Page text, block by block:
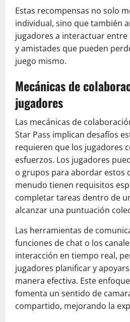
Estas recompensas no solo
individual, sino que también
jugadores a interactuar entre
y amistades que pueden
juego mismo.
Mecánicas de
jugadores
Las mecánicas de
Star Pass implican desafíos
requieren que los jugadores
esfuerzos. Los jugadores
o grupos para abordar estos
menudo tienen requisitos
completar tareas dentro de
alcanzar una puntuación
Las herramientas de
funciones de chat o los
interacción en tiempo real,
jugadores planificar y
manera efectiva. Este
fomenta un sentido de
compartido, mejorando la